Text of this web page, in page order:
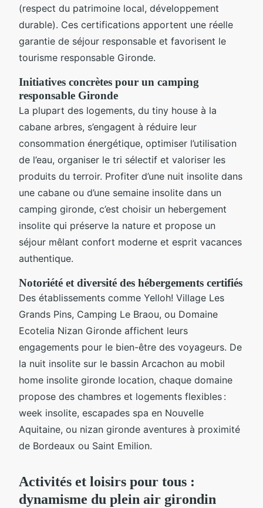
(respect du patrimoine local, développement
durable). Ces certifications apportent une réelle
garantie de séjour responsable et favorisent le
tourisme responsable Gironde.
Initiatives concrètes pour un camping
responsable Gironde
La plupart des logements, du tiny house à la
cabane arbres, s’engagent à réduire leur
consommation énergétique, optimiser l’utilisation
de l’eau, organiser le tri sélectif et valoriser les
produits du terroir. Profiter d’une nuit insolite dans
une cabane ou d’une semaine insolite dans un
camping gironde, c’est choisir un hebergement
insolite qui préserve la nature et propose un
séjour mêlant confort moderne et esprit vacances
authentique.
Notoriété et diversité des hébergements certifiés
Des établissements comme Yelloh! Village Les
Grands Pins, Camping Le Braou, ou Domaine
Ecotelia Nizan Gironde affichent leurs
engagements pour le bien-être des voyageurs. De
la nuit insolite sur le bassin Arcachon au mobil
home insolite gironde location, chaque domaine
propose des chambres et logements flexibles :
week insolite, escapades spa en Nouvelle
Aquitaine, ou nizan gironde aventures à proximité
de Bordeaux ou Saint Emilion.
Activités et loisirs pour tous :
dynamisme du plein air girondin